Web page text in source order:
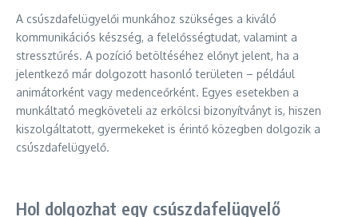
A csúszdafelügyelői munkához szükséges a kiváló
kommunikációs készség, a felelősségtudat, valamint a
stressztűrés. A pozíció betöltéséhez előnyt jelent, ha a
jelentkező már dolgozott hasonló területen – például
animátorként vagy medenceőrként. Egyes esetekben a
munkáltató megköveteli az erkölcsi bizonyítványt is, hiszen
kiszolgáltatott, gyermekeket is érintő közegben dolgozik a
csúszdafelügyelő.
Hol dolgozhat egy csúszdafelügyelő